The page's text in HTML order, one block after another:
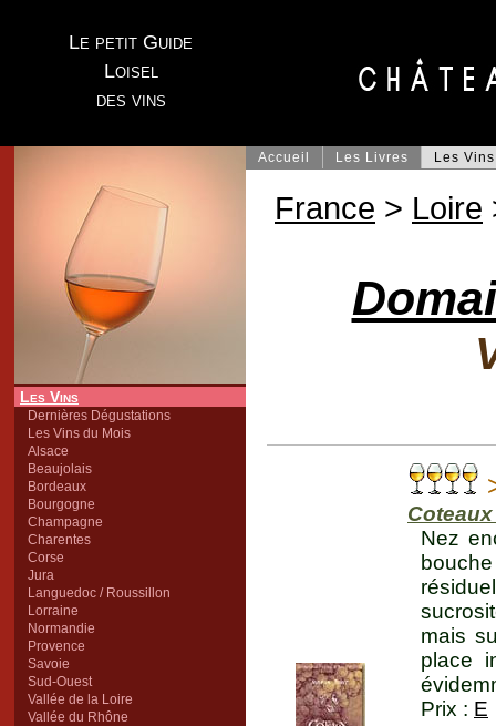
Le petit Guide
Loisel
des vins
Les Vins
Dernières Dégustations
Les Vins du Mois
Alsace
Beaujolais
Bordeaux
Bourgogne
Champagne
Charentes
Corse
Jura
Languedoc / Roussillon
Lorraine
Normandie
Provence
Savoie
Sud-Ouest
Vallée de la Loire
Vallée du Rhône
Accueil Les Livres Les Vins
France > Loire
Nez
mais
place
Prix : E